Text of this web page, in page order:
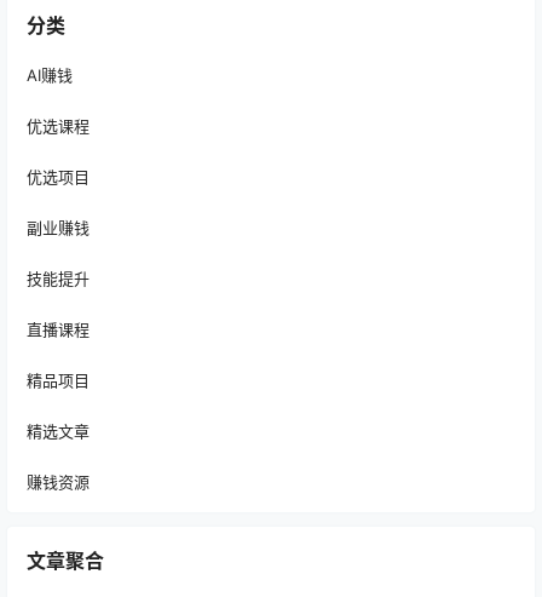
分类
AI赚钱
优选课程
优选项目
副业赚钱
技能提升
直播课程
精品项目
精选文章
赚钱资源
文章聚合